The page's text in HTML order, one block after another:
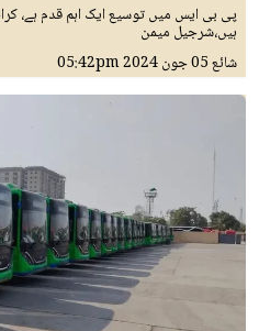
پی بی ایس میں توسیع ایک اہم قدم ہے،
ہیں،شرجیل میمن
شائع05 جون 2024 05:42pm